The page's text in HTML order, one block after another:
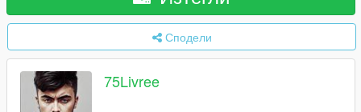
Сподели
75Livree